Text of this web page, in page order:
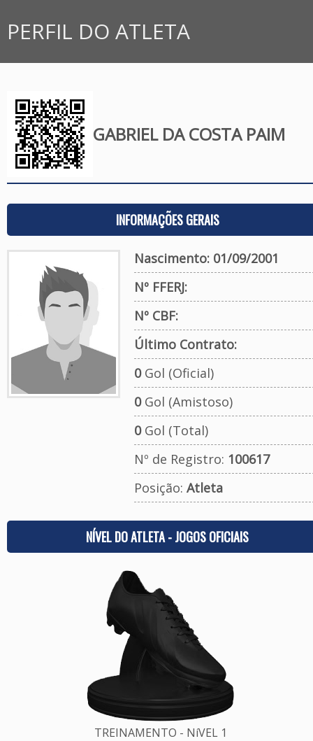
PERFIL DO ATLETA
GABRIEL DA COSTA PAIM
INFORMAÇÕES GERAIS
Nascimento: 01/09/2001
Nº FFERJ:
Nº CBF:
Último Contrato:
0Gol (Oficial)
0Gol (Amistoso)
0Gol (Total)
Nº de Registro: 100617
Posição: Atleta
NÍVEL DO ATLETA - JOGOS OFICIAIS
TREINAMENTO - NíVEL 1